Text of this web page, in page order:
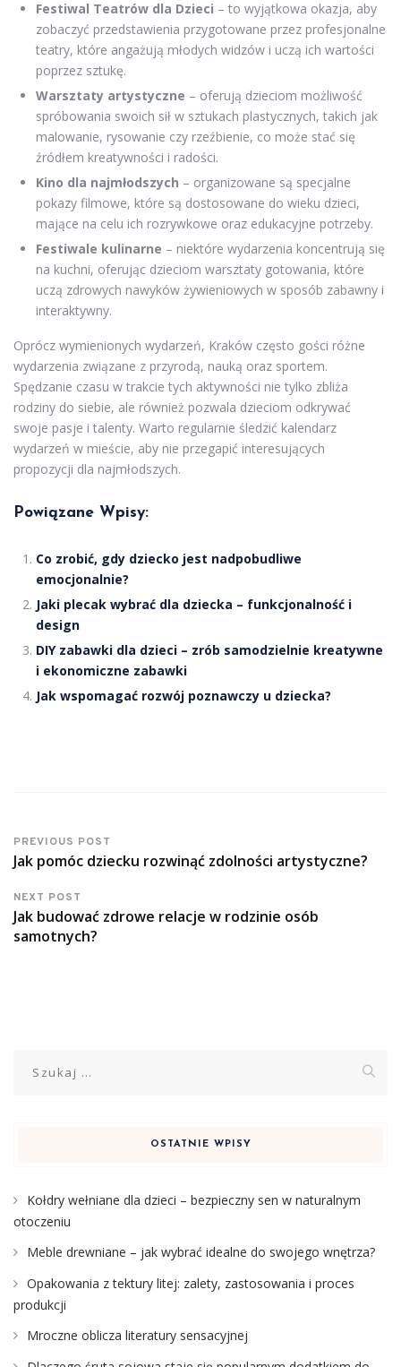
Festiwal Teatrów dla Dzieci – to wyjątkowa okazja, aby
zobaczyć przedstawienia przygotowane przez profesjonalne
teatry, które angażują młodych widzów i uczą ich wartości
poprzez sztukę.
Warsztaty artystyczne – oferują dzieciom możliwość
spróbowania swoich sił w sztukach plastycznych, takich jak
malowanie, rysowanie czy rzeźbienie, co może stać się
źródłem kreatywności i radości.
Kino dla najmłodszych – organizowane są specjalne
pokazy filmowe, które są dostosowane do wieku dzieci,
mające na celu ich rozrywkowe oraz edukacyjne potrzeby.
Festiwale kulinarne – niektóre wydarzenia koncentrują się
na kuchni, oferując dzieciom warsztaty gotowania, które
uczą zdrowych nawyków żywieniowych w sposób zabawny i
interaktywny.
Oprócz wymienionych wydarzeń, Kraków często gości różne
wydarzenia związane z przyrodą, nauką oraz sportem.
Spędzanie czasu w trakcie tych aktywności nie tylko zbliża
rodziny do siebie, ale również pozwala dzieciom odkrywać
swoje pasje i talenty. Warto regularnie śledzić kalendarz
wydarzeń w mieście, aby nie przegapić interesujących
propozycji dla najmłodszych.
Powiązane Wpisy:
Co zrobić, gdy dziecko jest nadpobudliwe
emocjonalnie?
Jaki plecak wybrać dla dziecka – funkcjonalność i
design
DIY zabawki dla dzieci – zrób samodzielnie kreatywne
i ekonomiczne zabawki
Jak wspomagać rozwój poznawczy u dziecka?
PREVIOUS POST
Jak pomóc dziecku rozwinąć zdolności artystyczne?
NEXT POST
Jak budować zdrowe relacje w rodzinie osób
samotnych?
OSTATNIE WPISY
Kołdry wełniane dla dzieci – bezpieczny sen w naturalnym
otoczeniu
Meble drewniane – jak wybrać idealne do swojego wnętrza?
Opakowania z tektury litej: zalety, zastosowania i proces
produkcji
Mroczne oblicza literatury sensacyjnej